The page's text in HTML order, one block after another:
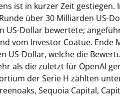
ist in kurzer Zeit gestiegen.
über 30 Milliarden US-
US-Dollar bewertete;
vom Investor Coatue. Ende
US-Dollar, welche die
als die zuletzt für OpenAI
der Serie H zählten
Sequoia Capital,